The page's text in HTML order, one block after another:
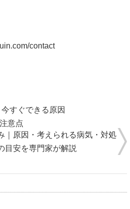
contact
すぐできる原因
意点
｜原因・考えられる病気・対処
目安を専門家が解説